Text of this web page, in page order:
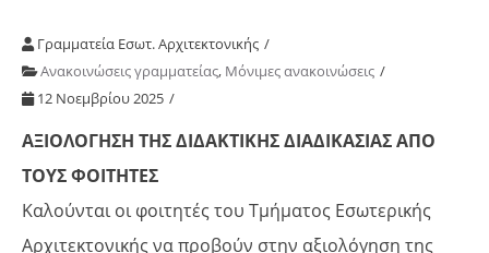
Γραμματεία Εσωτ. Αρχιτεκτονικής
Ανακοινώσεις γραμματείας, Μόνιμες ανακοινώσεις
12 Νοεμβρίου 2025
ΑΞΙΟΛΟΓΗΣΗ ΤΗΣ ΔΙΔΑΚΤΙΚΗΣ ΔΙΑΔΙΚΑΣΙΑΣ ΑΠΟ
ΤΟΥΣ ΦΟΙΤΗΤΕΣ
Καλούνται οι φοιτητές του Τμήματος Εσωτερικής
Αρχιτεκτονικής να προβούν στην αξιολόγηση της